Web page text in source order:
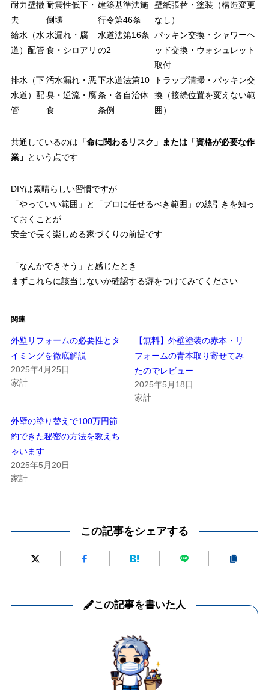
耐力壁撤
去
耐震性低下・
倒壊
建築基準法施
行令第46条
壁紙張替・塗装（構造変更
なし）
給水（水
道）配管
水漏れ・腐
食・シロアリ
水道法第16条
の2
パッキン交換・シャワーヘ
ッド交換・ウォシュレット
取付
排水（下
水道）配
管
汚水漏れ・悪
臭・逆流・腐
食
下水道法第10
条・各自治体
条例
トラップ清掃・パッキン交
換（接続位置を変えない範
囲）
共通しているのは 「命に関わるリスク」または「資格が必要な作
業」 という点です
DIYは素晴らしい習慣ですが
「やっていい範囲」と「プロに任せるべき範囲」の線引きを知っ
ておくことが
安全で長く楽しめる家づくりの前提です
「なんかできそう」と感じたとき
まずこれらに該当しないか確認する癖をつけてみてください
関連
外壁リフォームの必要性とタ
イミングを徹底解説
2025年4月25日
家計
【無料】外壁塗装の赤本・リ
フォームの青本取り寄せてみ
たのでレビュー
2025年5月18日
家計
外壁の塗り替えで100万円節
約できた秘密の方法を教えち
ゃいます
2025年5月20日
家計
この記事をシェアする
この記事を書いた人